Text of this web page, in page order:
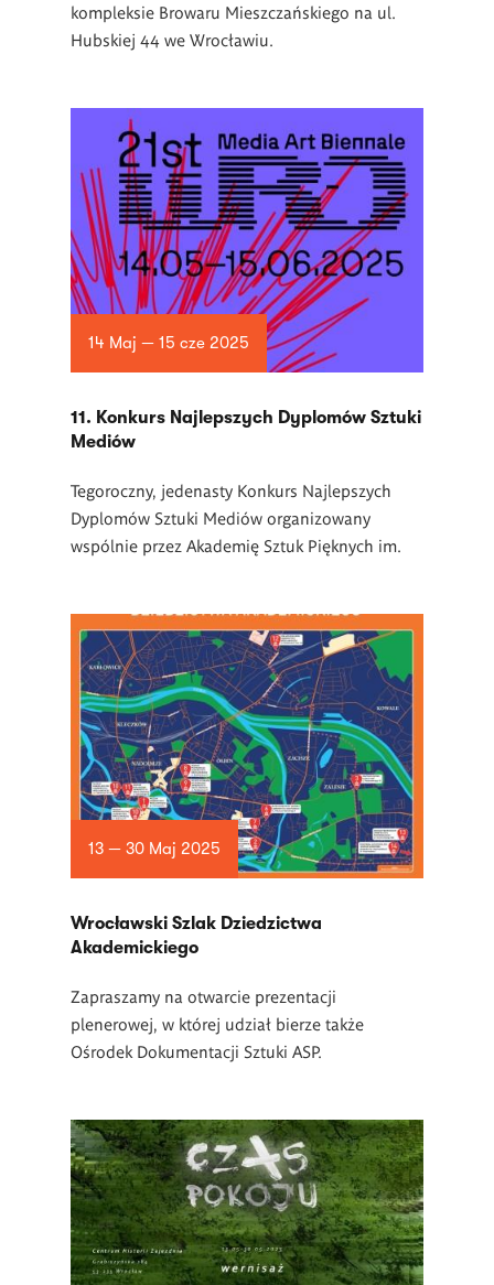
kompleksie Browaru Mieszczańskiego na ul.
Hubskiej 44 we Wrocławiu.
14 Maj — 15 cze 2025
11. Konkurs Najlepszych Dyplomów Sztuki
Mediów
Tegoroczny, jedenasty Konkurs Najlepszych
Dyplomów Sztuki Mediów organizowany
wspólnie przez Akademię Sztuk Pięknych im.
13 — 30 Maj 2025
Wrocławski Szlak Dziedzictwa
Akademickiego
Zapraszamy na otwarcie prezentacji
plenerowej, w której udział bierze także
Ośrodek Dokumentacji Sztuki ASP.